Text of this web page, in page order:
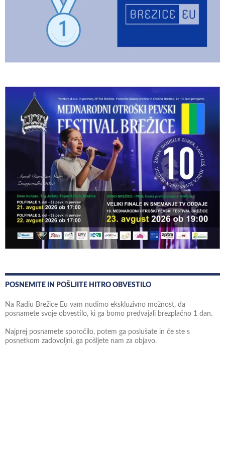
POSNEMITE IN POŠLJITE HITRO OBVESTILO
Na Radiu Brežice Eu vam nudimo ekskluzivno možnost, da
posnamete svoje obvestilo, ki ga bomo predvajali brezplačno 1 dan.
Najprej posnamete sporočilo, potem ga poslušate in če ste s
posnetkom zadovoljni, ga pošljete nam za objavo.